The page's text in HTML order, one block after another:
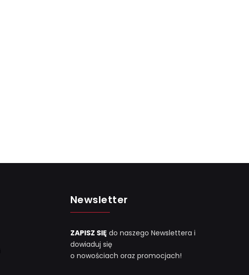
Newsletter
ZAPISZ SIĘ do naszego Newslettera i
dowiaduj się
o nowościach oraz promocjach!